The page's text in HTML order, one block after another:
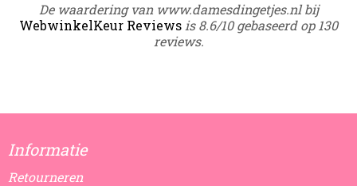
De waardering van www.damesdingetjes.nl bij
WebwinkelKeur Reviews is 8.6/10 gebaseerd op 130
reviews.
Informatie
Retourneren